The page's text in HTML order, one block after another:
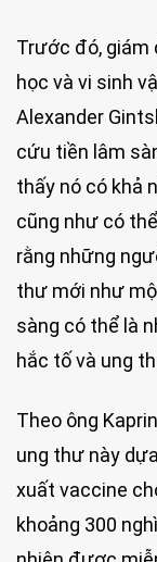
Trước đó, giám
học và vi sinh
Alexander
cứu tiền lâm
thấy nó có khả
cũng như có
rằng những
thư mới như
sàng có thể là
hắc tố và ung
Theo ông
ung thư này
xuất vaccine
khoảng 300